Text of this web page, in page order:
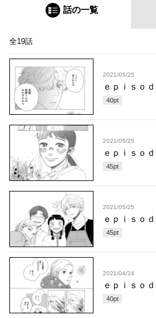
話の一覧
全19話
2021/05/25
ｅｐｉｓｏ
40pt
2021/05/25
ｅｐｉｓｏ
45pt
2021/05/25
ｅｐｉｓｏ
45pt
2021/04/24
ｅｐｉｓｏ
40pt